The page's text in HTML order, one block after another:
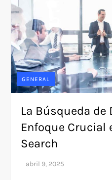
GENERAL
La Búsqueda de
Enfoque Crucial
Search